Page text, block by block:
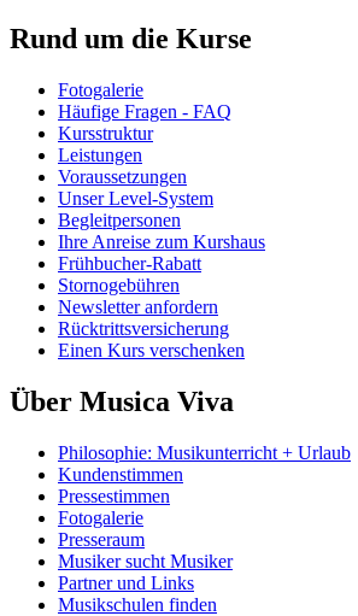
Rund um die Kurse
Fotogalerie
Häufige Fragen - FAQ
Kursstruktur
Leistungen
Voraussetzungen
Unser Level-System
Begleitpersonen
Ihre Anreise zum Kurshaus
Frühbucher-Rabatt
Stornogebühren
Newsletter anfordern
Rücktrittsversicherung
Einen Kurs verschenken
Über Musica Viva
Philosophie: Musikunterricht + Urlaub
Kundenstimmen
Pressestimmen
Fotogalerie
Presseraum
Musiker sucht Musiker
Partner und Links
Musikschulen finden